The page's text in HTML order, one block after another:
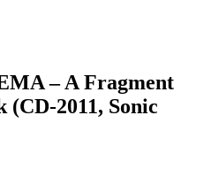
– A Fragment
2011, Sonic